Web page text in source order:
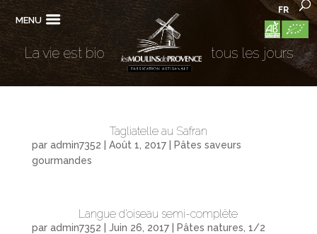
MENU
FR
La vie est bio tous les jours
Tagliatelle au Safran
par admin7352 Août 1, 2017|
Pâtes saveurs
gourmandes
Langue d’oiseau semi-complète
par admin7352 Juin 26, 2017|
Pâtes natures, 1/2